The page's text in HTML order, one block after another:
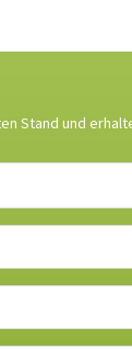
Stand und